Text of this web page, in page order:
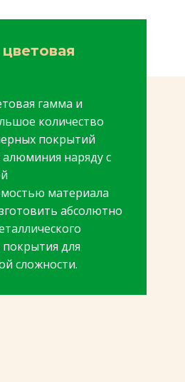
гамма и
количество
покрытий
наряду с
материала
абсолютно
для
сложности.